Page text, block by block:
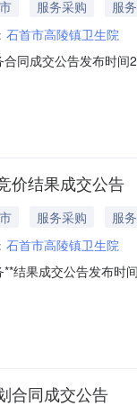
服务采购
服务
石首市高陵镇卫生院
同成交公告发布时
02-27合同公告时间
价结果成交公告
服务采购
服务
石首市高陵镇卫生院
结果成交公告发布
001采购需求说
合同成交公告